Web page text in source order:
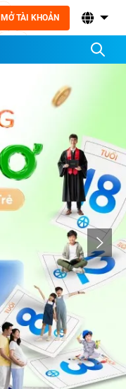
MỞ TÀI KHOẢN